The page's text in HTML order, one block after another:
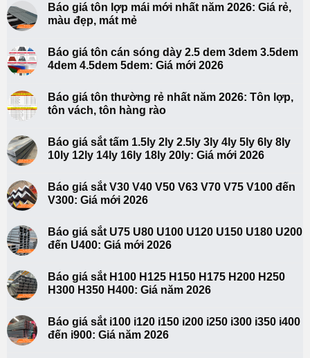
Báo giá tôn lợp mái mới nhất năm 2026: Giá rẻ,
màu đẹp, mát mẻ
Báo giá tôn cán sóng dày 2.5 dem 3dem 3.5dem
4dem 4.5dem 5dem: Giá mới 2026
Báo giá tôn thường rẻ nhất năm 2026: Tôn lợp,
tôn vách, tôn hàng rào
Báo giá sắt tấm 1.5ly 2ly 2.5ly 3ly 4ly 5ly 6ly 8ly
10ly 12ly 14ly 16ly 18ly 20ly: Giá mới 2026
Báo giá sắt V30 V40 V50 V63 V70 V75 V100 đến
V300: Giá mới 2026
Báo giá sắt U75 U80 U100 U120 U150 U180 U200
đến U400: Giá mới 2026
Báo giá sắt H100 H125 H150 H175 H200 H250
H300 H350 H400: Giá năm 2026
Báo giá sắt i100 i120 i150 i200 i250 i300 i350 i400
đến i900: Giá năm 2026